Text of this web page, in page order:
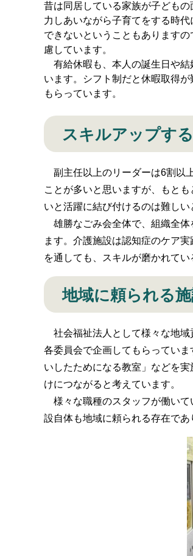
昔は同居している家族が子ども
力しあいながら子育てをする時
できないということもあります
慮しています。
有給休暇も、本人の誕生日や結
います。シフト制だと休暇取得
もらっています。
スキルアップす
副主任以上のリーダーは6割以
ことが多いと思いますが、もと
いと活躍に結び付けるのは難しい
雄勝なごみ会全体で、組織全体
ます。介護施設は認知症のケア
を通しても、スキルが磨かれてい
地域に頼られる
社会福祉法人として様々な地域
各委員会で企画してもらってい
いしたためになる教室」などを
けにつながると考えています。
様々な職種のスタッフが働いて
設自体も地域に頼られる存在であ